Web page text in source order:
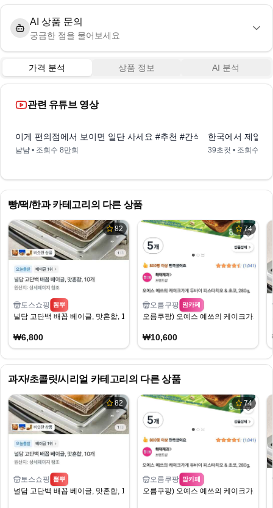
AI 상품 문의
궁금한 점을 물어보세요
가격 분석 상품 정보 AI 분석
관련 유튜브 영상
이게 편의점에서 보이면 일단 사세요 #추천 #간식
냠냠 • 조회수 8만회
한국에서 제일
39초컷 • 조회수
빵/떡/한과카테고리의 다른 상품
82
토스쇼핑 뽐뿌
널담 고단백 배꼽 베이글, 맛혼합, 10개 (6,800원/무료배송)
₩6,800
74
오름쿠팡 맘카페
오름쿠팡) 오예스 예쓰의 케이크가게
₩10,600
과자/초콜릿/시리얼 카테고리의 다른 상품
82
토스쇼핑 뽐뿌
널담 고단백 배꼽 베이글, 맛혼합, 10개 (6,800원/무료배송)
74
오름쿠팡 맘카페
오름쿠팡) 오예스 예쓰의 케이크가게